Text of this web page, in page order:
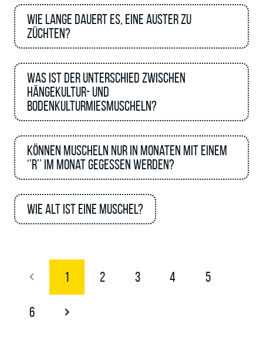
Wie lange dauert es, eine Auster zu
züchten?
Was ist der Unterschied zwischen
Hängekultur- und
Bodenkulturmiesmuscheln?
Können Muscheln nur in Monaten mit einem
‘’R’’ im Monat gegessen werden?
Wie alt ist eine Muschel?
1 2 3 4 5
6